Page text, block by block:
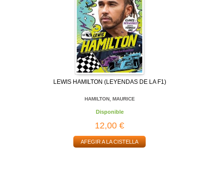
LEWIS HAMILTON (LEYENDAS DE LA F1)
HAMILTON, MAURICE
Disponible
12,00 €
AFEGIR A LA CISTELLA